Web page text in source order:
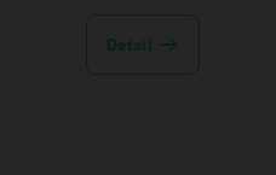
Detail